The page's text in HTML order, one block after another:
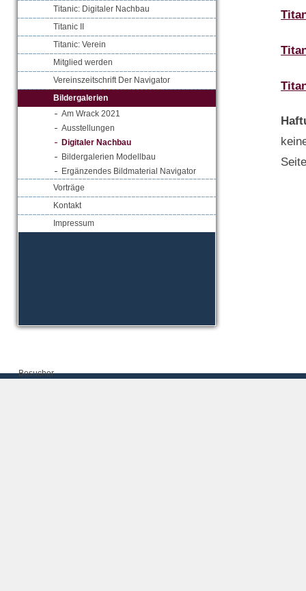
Titanic: Digitaler Nachbau
Titanic II
Titanic: Verein
Mitglied werden
Vereinszeitschrift Der Navigator
Bildergalerien
Am Wrack 2021
Ausstellungen
Digitaler Nachbau
Bildergalerien Modellbau
Ergänzendes Bildmaterial Navigator
Vorträge
Kontakt
Impressum
Besucher